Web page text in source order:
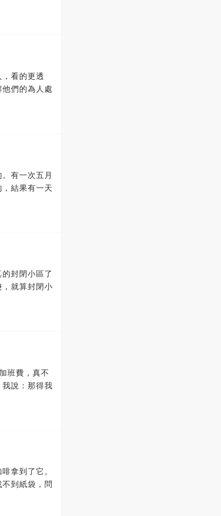
看的更透
們的為人處
有一次五月
結果有一天
封閉小區了
就算封閉小
班費，真不
說：那得我
拿到了它。
到紙袋，問